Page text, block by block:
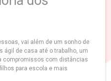
vai além de um sonho de
ágil de casa até o trabalho, um
compromissos com distâncias
para escola e mais